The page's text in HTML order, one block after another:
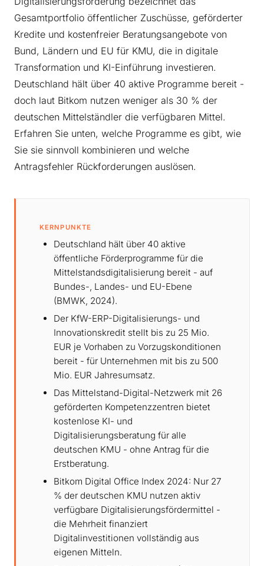
Gesamtportfolio öffentlicher Zuschüsse, geförderter
Kredite und kostenfreier Beratungsangebote von
Bund, Ländern und EU für KMU, die in digitale
Transformation und KI-Einführung investieren.
Deutschland hält über 40 aktive Programme bereit -
doch laut Bitkom nutzen weniger als 30 % der
deutschen Mittelständler die verfügbaren Mittel.
Erfahren Sie unten, welche Programme es gibt, wie
Sie sie sinnvoll kombinieren und welche
Antragsfehler Rückforderungen auslösen.
KERNPUNKTE
Deutschland hält über 40 aktive
öffentliche Förderprogramme für die
Mittelstandsdigitalisierung bereit - auf
Bundes-, Landes- und EU-Ebene
(BMWK, 2024).
Der KfW-ERP-Digitalisierungs- und
Innovationskredit stellt bis zu 25 Mio.
EUR je Vorhaben zu Vorzugskonditionen
bereit - für Unternehmen mit bis zu 500
Mio. EUR Jahresumsatz.
Das Mittelstand-Digital-Netzwerk mit 26
geförderten Kompetenzzentren bietet
kostenlose KI- und
Digitalisierungsberatung für alle
deutschen KMU - ohne Antrag für die
Erstberatung.
Bitkom Digital Office Index 2024: Nur 27
% der deutschen KMU nutzen aktiv
verfügbare Digitalisierungsfördermittel -
die Mehrheit finanziert
Digitalinvestitionen vollständig aus
eigenen Mitteln.